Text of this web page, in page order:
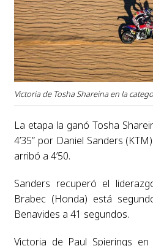
Victoria de Tosha Shareina en la
La etapa la ganó Tosha
4’35” por Daniel Sanders
arribó a 4’50.
Sanders recuperó el
Brabec (Honda) está
Benavides a 41 segundos.
Victoria de Paul Spierings en